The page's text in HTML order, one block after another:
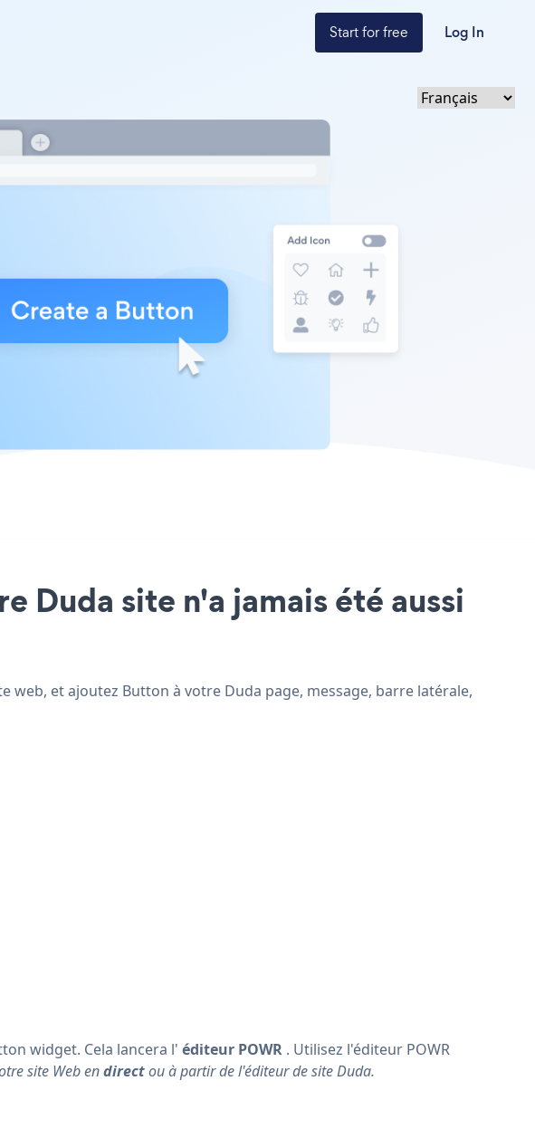
Start for free Log In
Duda site n'a jamais été aussi
web, et ajoutez Button à votre Duda page, message, barre latérale,
widget. Cela lancera l' éditeur POWR . Utilisez l'éditeur POWR
site Web endirectou à partir de l'éditeur de site Duda.